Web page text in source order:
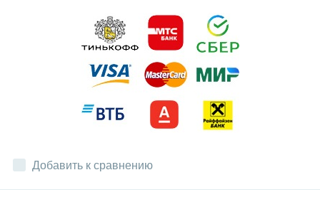
Добавить к сравнению